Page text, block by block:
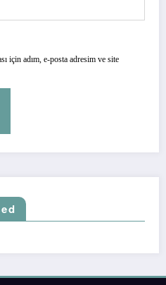
için adım, e-posta adresim ve site